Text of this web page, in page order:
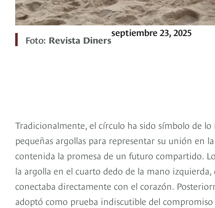
Foto: Revista Diners
septiembre 23, 2025
Tradicionalmente, el círculo ha sido símbolo de
pequeñas argollas para representar su unión en
contenida la promesa de un futuro compartido.
la argolla en el cuarto dedo de la mano
conectaba directamente con el corazón.
adoptó como prueba indiscutible del